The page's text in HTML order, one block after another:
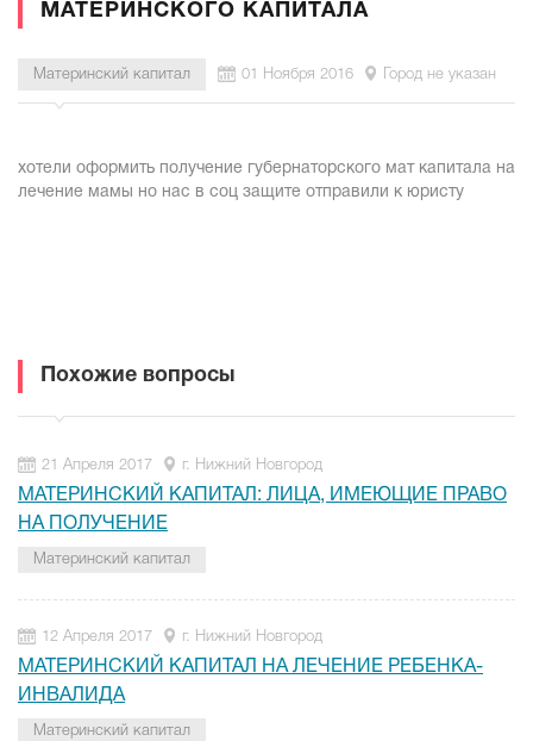
МАТЕРИНСКОГО КАПИТАЛА
Материнский капитал 01 Ноября 2016 Город не указан
хотели оформить получение губернаторского мат капитала на
лечение мамы но нас в соц защите отправили к юристу
Похожие вопросы
21 Апреля 2017 г. Нижний Новгород
МАТЕРИНСКИЙ КАПИТАЛ: ЛИЦА, ИМЕЮЩИЕ ПРАВО
НА ПОЛУЧЕНИЕ
Материнский капитал
12 Апреля 2017 г. Нижний Новгород
МАТЕРИНСКИЙ КАПИТАЛ НА ЛЕЧЕНИЕ РЕБЕНКА-
ИНВАЛИДА
Материнский капитал